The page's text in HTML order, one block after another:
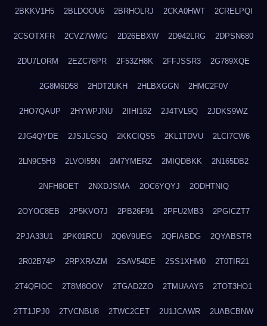
2BKKV1H5 2BLDOOU6 2BRHOLRJ 2CKA0HWT 2CRELPQI
2CSOTXFR 2CVZ7WMG 2D26EBXW 2D942LRG 2DPSN680
2DU7LORM 2EZC76PR 2F53ZH8K 2FFJSSR3 2G789XQE
2G8M6D58 2HDT2UKH 2HLBXGGN 2HMC2F0V
2HO7QAUP 2HYWPJNU 2IIHI162 2J4TVL9Q 2JDKS9WZ
2JG4QYDE 2JSJLGSQ 2KKCIQS5 2KL1TDVU 2LCI7CW6
2LN9C5H3 2LVOI55N 2M7YMERZ 2MIQDBKK 2N165DB2
2NFH8OET 2NXDJSMA 2OC6YQYJ 2ODHTNIQ
2OYOC8EB 2P5KVO7J 2PB26F91 2PFU2MB3 2PGICZT7
2PJA33U1 2PK01RCU 2Q6V9UEG 2QFIABDG 2QYABSTR
2R02B74P 2RPXRAZM 2SAV54DE 2SS1XHM0 2T0TIR21
2T4QFIOC 2T8M8OOV 2TGAD2ZO 2TMUAAY5 2TOT3HO1
2TT1JPJ0 2TVCNBU8 2TWC2CET 2U1JCAWR 2UABCBNW